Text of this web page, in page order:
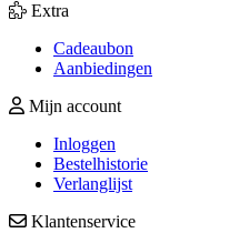
Extra
Cadeaubon
Aanbiedingen
Mijn account
Inloggen
Bestelhistorie
Verlanglijst
Klantenservice